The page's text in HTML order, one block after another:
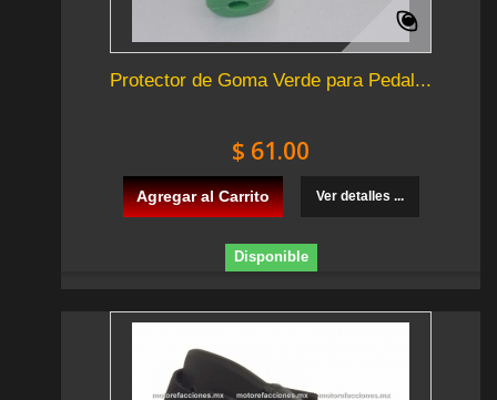
Protector de Goma Verde para Pedal...
$ 61.00
Agregar al Carrito Ver detalles ...
Disponible